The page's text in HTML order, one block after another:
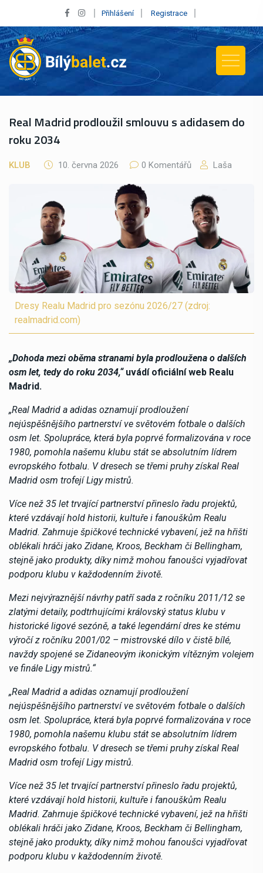
Přihlášení Registrace
Real Madrid prodloužil smlouvu s adidasem do
roku 2034
KLUB 10. června 2026 0 Komentářů Laša
Dresy Realu Madrid pro sezónu 2026/27 (zdroj:
realmadrid.com)
„Dohoda mezi oběma stranami byla prodloužena o dalších
osm let, tedy do roku 2034,“uvádí oficiální web Realu
Madrid.
„Real Madrid a adidas oznamují prodloužení
nejúspěšnějšího partnerství ve světovém fotbale o dalších
osm let. Spolupráce, která byla poprvé formalizována v roce
1980, pomohla našemu klubu stát se absolutním lídrem
evropského fotbalu. V dresech se třemi pruhy získal Real
Madrid osm trofejí Ligy mistrů.
Více než 35 let trvající partnerství přineslo řadu projektů,
které vzdávají hold historii, kultuře i fanouškům Realu
Madrid. Zahrnuje špičkové technické vybavení, jež na hřišti
oblékali hráči jako Zidane, Kroos, Beckham či Bellingham,
stejně jako produkty, díky nimž mohou fanoušci vyjadřovat
podporu klubu v každodenním životě.
Mezi nejvýraznější návrhy patří sada z ročníku 2011/12 se
zlatými detaily, podtrhujícími královský status klubu v
historické ligové sezóně, a také legendární dres ke stému
výročí z ročníku 2001/02 – mistrovské dílo v čistě bílé,
navždy spojené se Zidaneovým ikonickým vítězným volejem
ve finále Ligy mistrů.“
„Real Madrid a adidas oznamují prodloužení
nejúspěšnějšího partnerství ve světovém fotbale o dalších
osm let. Spolupráce, která byla poprvé formalizována v roce
1980, pomohla našemu klubu stát se absolutním lídrem
evropského fotbalu. V dresech se třemi pruhy získal Real
Madrid osm trofejí Ligy mistrů.
Více než 35 let trvající partnerství přineslo řadu projektů,
které vzdávají hold historii, kultuře i fanouškům Realu
Madrid. Zahrnuje špičkové technické vybavení, jež na hřišti
oblékali hráči jako Zidane, Kroos, Beckham či Bellingham,
stejně jako produkty, díky nimž mohou fanoušci vyjadřovat
podporu klubu v každodenním životě.